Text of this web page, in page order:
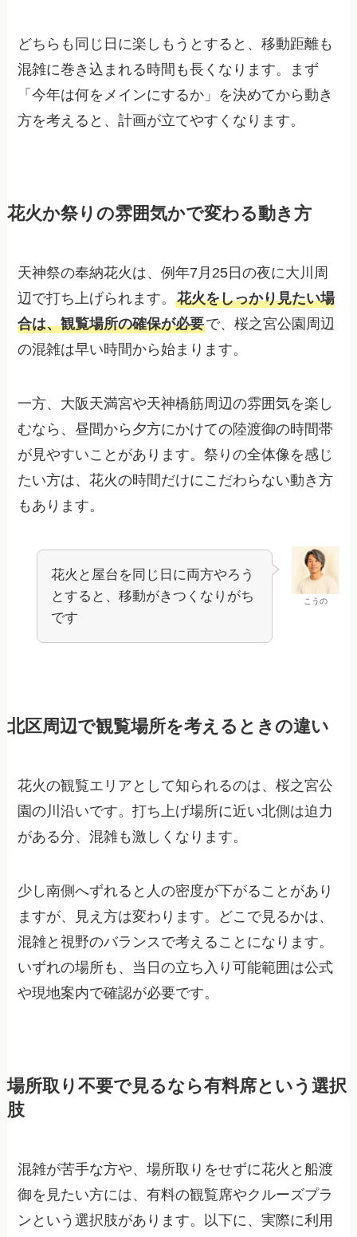
どちらも同じ日に楽しもうとすると、移動距離も
混雑に巻き込まれる時間も長くなります。まず
「今年は何をメインにするか」を決めてから動き
方を考えると、計画が立てやすくなります。
花火か祭りの雰囲気かで変わる動き方
天神祭の奉納花火は、例年7月25日の夜に大川周
辺で打ち上げられます。花火をしっかり見たい場
合は、観覧場所の確保が必要で、桜之宮公園周辺
の混雑は早い時間から始まります。
一方、大阪天満宮や天神橋筋周辺の雰囲気を楽し
むなら、昼間から夕方にかけての陸渡御の時間帯
が見やすいことがあります。祭りの全体像を感じ
たい方は、花火の時間だけにこだわらない動き方
もあります。
こうの
花火と屋台を同じ日に両方やろう
とすると、移動がきつくなりがち
です
北区周辺で観覧場所を考えるときの違い
花火の観覧エリアとして知られるのは、桜之宮公
園の川沿いです。打ち上げ場所に近い北側は迫力
がある分、混雑も激しくなります。
少し南側へずれると人の密度が下がることがあり
ますが、見え方は変わります。どこで見るかは、
混雑と視野のバランスで考えることになります。
いずれの場所も、当日の立ち入り可能範囲は公式
や現地案内で確認が必要です。
場所取り不要で見るなら有料席という選択
肢
混雑が苦手な方や、場所取りをせずに花火と船渡
御を見たい方には、有料の観覧席やクルーズプラ
ンという選択肢があります。以下に、実際に利用